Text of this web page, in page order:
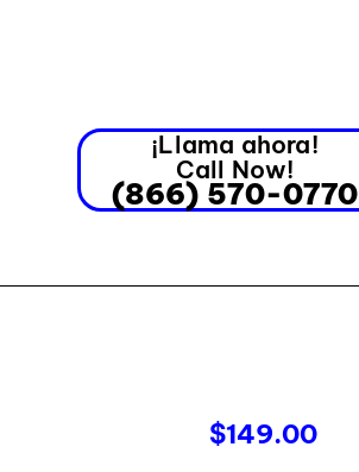
¡Llama ahora!
Call Now!
(866) 570-0770
$149.00